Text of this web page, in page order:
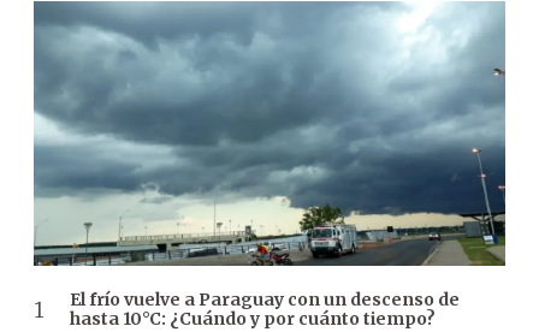
El frío vuelve a Paraguay con un descenso de
hasta 10°C: ¿Cuándo y por cuánto tiempo?